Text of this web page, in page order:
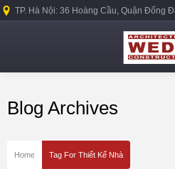
TP. Hà Nội: 36 Hoàng Cầu, Quận Đống
Blog Archives
Home Tag For Thiết Kế Nhà